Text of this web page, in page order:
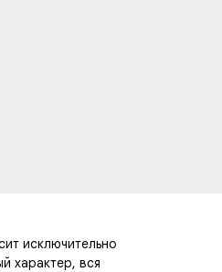
исключительно
характер, вся